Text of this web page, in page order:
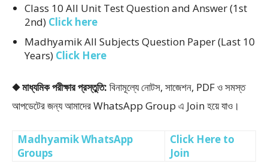
Class 10 All Unit Test Question and Answer (1st
2nd) Click here
Madhyamik All Subjects Question Paper (Last 10
Years) Click Here
◆ মাধ্যমিক পরীক্ষার প্রস্তুতি: বিনামূল্যে নোটস, সাজেশন, PDF ও সমস্ত
আপডেটের জন্য আমাদের WhatsApp Group এ Join হয়ে যাও।
Madhyamik WhatsApp
Groups
Click Here to
Join